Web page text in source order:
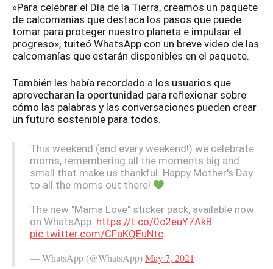
«Para celebrar el Día de la Tierra, creamos un paquete
de calcomanías que destaca los pasos que puede
tomar para proteger nuestro planeta e impulsar el
progreso», tuiteó WhatsApp con un breve video de las
calcomanías que estarán disponibles en el paquete.
También les había recordado a los usuarios que
aprovecharan la oportunidad para reflexionar sobre
cómo las palabras y las conversaciones pueden crear
un futuro sostenible para todos.
This weekend (and every weekend!) we celebrate
moms, remembering all the moments big and
small that make us thankful. Happy Mother's Day
to all the moms out there!
The new "Mama Love" sticker pack, available now
on WhatsApp: https://t.co/0c2euY7AkB
pic.twitter.com/CFaKQEuNtc
— WhatsApp (@WhatsApp)May 7, 2021